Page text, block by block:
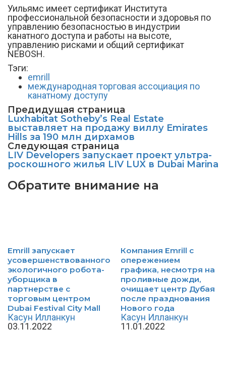
Уильямс имеет сертификат Института
профессиональной безопасности и здоровья по
управлению безопасностью в индустрии
канатного доступа и работы на высоте,
управлению рисками и общий сертификат
NEBOSH.
Тэги:
emrill
международная торговая ассоциация по
канатному доступу
Предидущая страница
Luxhabitat Sotheby’s Real Estate
выставляет на продажу виллу Emirates
Hills за 190 млн дирхамов
Следующая страница
LIV Developers запускает проект ультра-
роскошного жилья LIV LUX в Dubai Marina
Обратите внимание на
Emrill запускает
усовершенствованного
экологичного робота-
уборщика в
партнерстве с
торговым центром
Dubai Festival City Mall
Касун Илланкун
03.11.2022
Компания Emrill с
опережением
графика, несмотря на
проливные дожди,
очищает центр Дубая
после празднования
Нового года
Касун Илланкун
11.01.2022